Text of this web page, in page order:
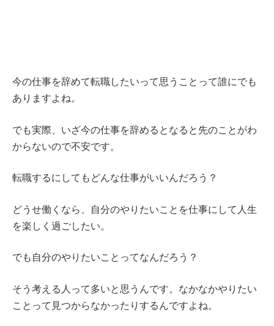
今の仕事を辞めて転職したいって思うことって誰にでも
ありますよね。
でも実際、いざ今の仕事を辞めるとなると先のことがわ
からないので不安です。
転職するにしてもどんな仕事がいいんだろう？
どうせ働くなら、自分のやりたいことを仕事にして人生
を楽しく過ごしたい。
でも自分のやりたいことってなんだろう？
そう考える人って多いと思うんです。なかなかやりたい
ことって見つからなかったりするんですよね。